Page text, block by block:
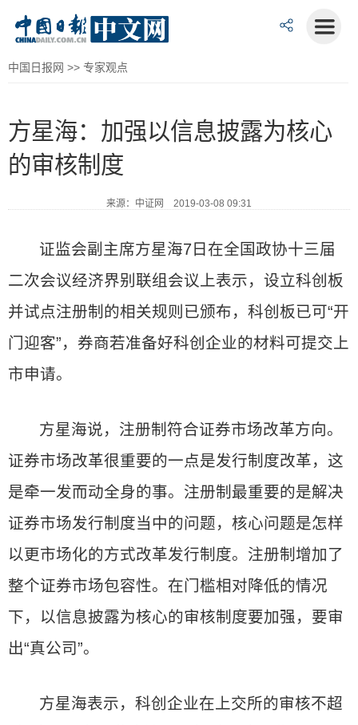
中国日报网 >> 专家观点
方星海：加强以信息披露为核心
的审核制度
来源：中证网 2019-03-08 09:31
证监会副主席方星海7日在全国政协十三届
二次会议经济界别联组会议上表示，设立科创板
并试点注册制的相关规则已颁布，科创板已可“开
门迎客”，券商若准备好科创企业的材料可提交上
市申请。
方星海说，注册制符合证券市场改革方向。
证券市场改革很重要的一点是发行制度改革，这
是牵一发而动全身的事。注册制最重要的是解决
证券市场发行制度当中的问题，核心问题是怎样
以更市场化的方式改革发行制度。注册制增加了
整个证券市场包容性。在门槛相对降低的情况
下，以信息披露为核心的审核制度要加强，要审
出“真公司”。
方星海表示，科创企业在上交所的审核不超